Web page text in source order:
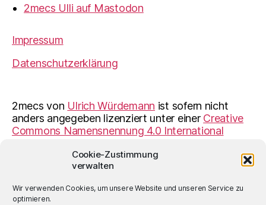
Cookie-Zustimmung
verwalten
Wir verwenden Cookies, um unsere Website und unseren Service zu
optimieren.
2mecs Ulli auf Mastodon
Impressum
Datenschutzerklärung
2mecs von Ulrich Würdemann ist sofern nicht
anders angegeben lizenziert unter einer Creative
Commons Namensnennung 4.0 International
© 20262mecs Hoch